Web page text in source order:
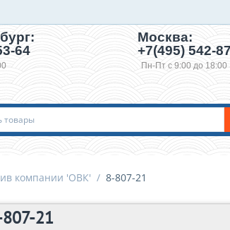
64
Москва:
+7(495)542-
Пн-Пт с 9:00 до 18:00
компании 'ОВК' / 8-807-21
21